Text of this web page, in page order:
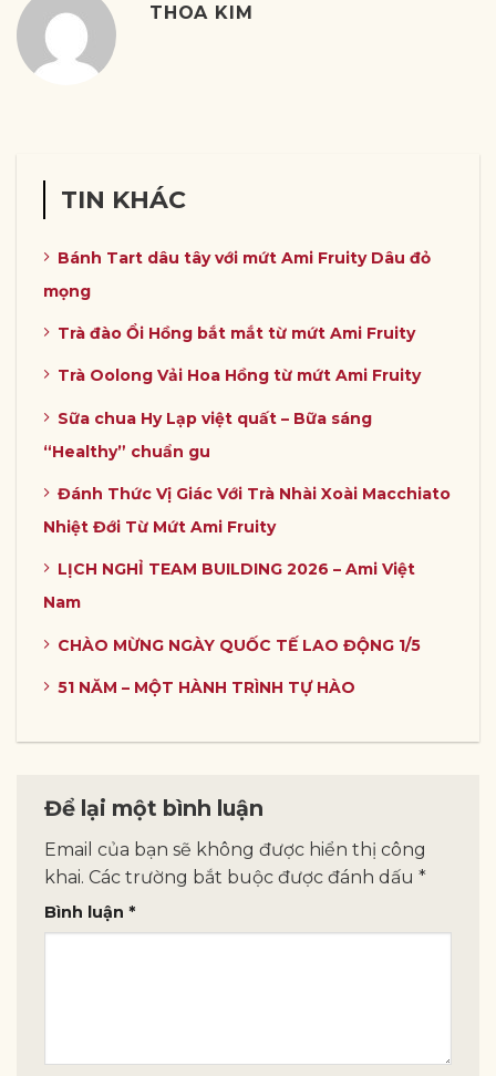
THOA KIM
TIN KHÁC
Bánh Tart dâu tây với mứt Ami Fruity Dâu đỏ
mọng
Trà đào Ổi Hồng bắt mắt từ mứt Ami Fruity
Trà Oolong Vải Hoa Hồng từ mứt Ami Fruity
Sữa chua Hy Lạp việt quất – Bữa sáng
“Healthy” chuẩn gu
Đánh Thức Vị Giác Với Trà Nhài Xoài Macchiato
Nhiệt Đới Từ Mứt Ami Fruity
LỊCH NGHỈ TEAM BUILDING 2026 – Ami Việt
Nam
CHÀO MỪNG NGÀY QUỐC TẾ LAO ĐỘNG 1/5
51 NĂM – MỘT HÀNH TRÌNH TỰ HÀO
Để lại một bình luận
Email của bạn sẽ không được hiển thị công
khai. Các trường bắt buộc được đánh dấu *
Bình luận *